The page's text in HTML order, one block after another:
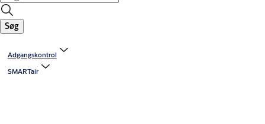
Søg
Adgangskontrol
SMARTair